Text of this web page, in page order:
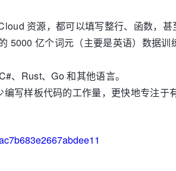
资源，都可以填写整行、函数，
5000 亿个词元（主要是英语）数据
、Rust、Go 和其他语言。
写样板代码的工作量，更快地专注于